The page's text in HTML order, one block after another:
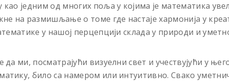
једним од многих поља у којима је математика
на размишљање о томе где настаје хармонија у
у нашој перцепцији склада у природи и
да ми, посматрајући визуелни свет и учествујући у
било са намером или интуитивно. Свако